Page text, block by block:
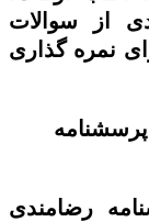
از سوالات
نمره گذاری
پرسشنامه
رضامندی